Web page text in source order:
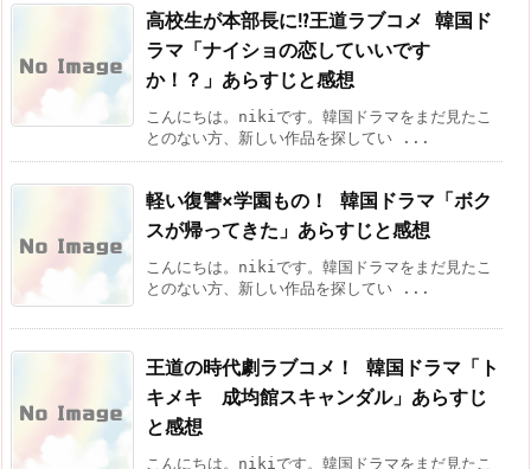
高校生が本部長に⁉王道ラブコメ 韓国ド
ラマ「ナイショの恋していいです
か！？」あらすじと感想
こんにちは。nikiです。韓国ドラマをまだ見たこ
とのない方、新しい作品を探してい ...
軽い復讐×学園もの！ 韓国ドラマ「ボク
スが帰ってきた」あらすじと感想
こんにちは。nikiです。韓国ドラマをまだ見たこ
とのない方、新しい作品を探してい ...
王道の時代劇ラブコメ！ 韓国ドラマ「ト
キメキ 成均館スキャンダル」あらすじ
と感想
こんにちは。nikiです。韓国ドラマをまだ見たこ